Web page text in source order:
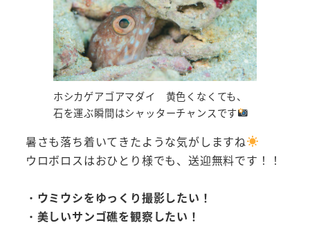
ホシカゲアゴアマダイ 黄色くなくても、
石を運ぶ瞬間はシャッターチャンスです
暑さも落ち着いてきたような気がしますね
ウロボロスはおひとり様でも、送迎無料です！！
・ ウミウシをゆっくり撮影したい！
・ 美しいサンゴ礁を観察したい！